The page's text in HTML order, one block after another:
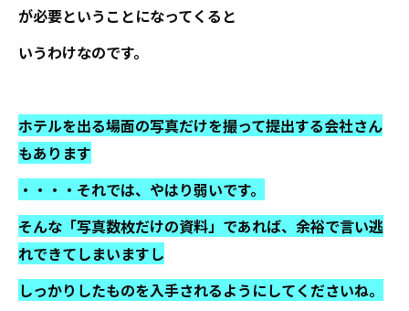
が必要ということになってくると
いうわけなのです。
ホテルを出る場面の写真だけを撮って提出する会社さん
もあります
・・・・それでは、やはり弱いです。
そんな「写真数枚だけの資料」であれば、余裕で言い逃
れできてしまいますし
しっかりしたものを入手されるようにしてくださいね。